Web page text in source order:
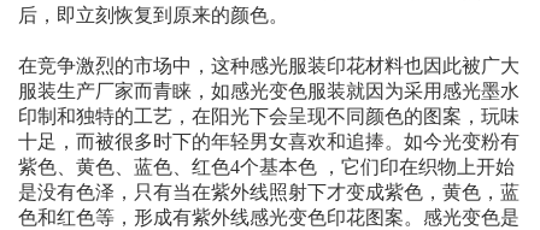
后，即立刻恢复到原来的颜色。
在竞争激烈的市场中，这种感光服装印花材料也因此被广大
服装生产厂家而青睐，如感光变色服装就因为采用感光墨水
印制和独特的工艺，在阳光下会呈现不同颜色的图案，玩味
十足，而被很多时下的年轻男女喜欢和追捧。如今光变粉有
紫色、黄色、蓝色、红色4个基本色 ，它们印在织物上开始
是没有色泽，只有当在紫外线照射下才变成紫色，黄色，蓝
色和红色等，形成有紫外线感光变色印花图案。感光变色是